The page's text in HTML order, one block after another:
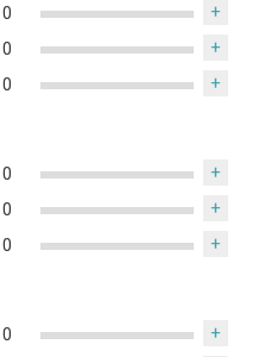
0 +
0 +
0 +
0 +
0 +
0 +
0 +